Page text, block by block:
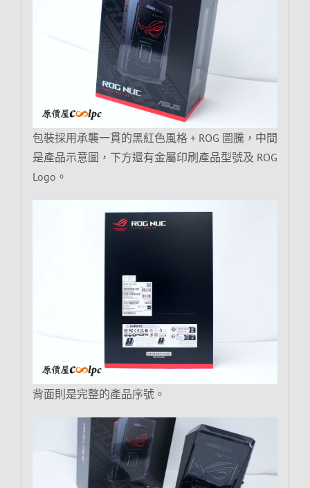
包裝採用承襲一貫的黑紅色風格 + ROG 圖騰，中間
是產品示意圖，下方還有金屬印刷產品型號及 ROG
Logo。
背面則是完整的產品序號。